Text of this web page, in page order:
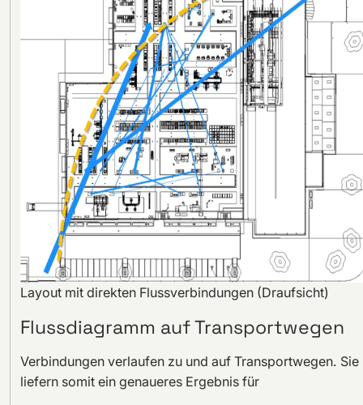
Layout mit direkten Flussverbindungen (Draufsicht)
Flussdiagramm auf Transportwegen
Verbindungen verlaufen zu und auf Transportwegen. Sie
liefern somit ein genaueres Ergebnis für